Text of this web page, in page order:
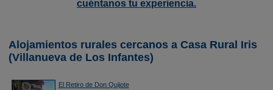
cuéntanos tu experiencia.
Alojamientos rurales cercanos a Casa Rural Iris
(Villanueva de Los Infantes)
El Retiro de Don Quijote